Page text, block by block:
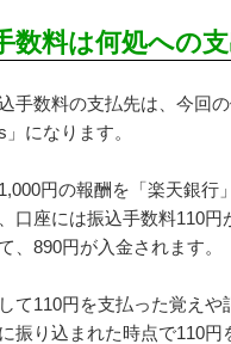
数料は何処への支
手数料の支払先は、今回
」になります。
円の報酬を「楽天銀行
口座には振込手数料110円
、890円が入金されます。
て110円を支払った覚えや
振り込まれた時点で110円